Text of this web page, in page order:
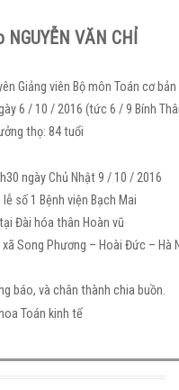
NGUYỄN VĂN CHỈ
Giảng viên Bộ môn Toán cơ bản
6 / 10 / 2016 (tức 6 / 9 Bính
thọ: 84 tuổi
ngày Chủ Nhật 9 / 10 / 2016
số 1 Bệnh viện Bạch Mai
Đài hóa thân Hoàn vũ
Song Phương – Hoài Đức – Hà
báo, và chân thành chia buồn.
Toán kinh tế